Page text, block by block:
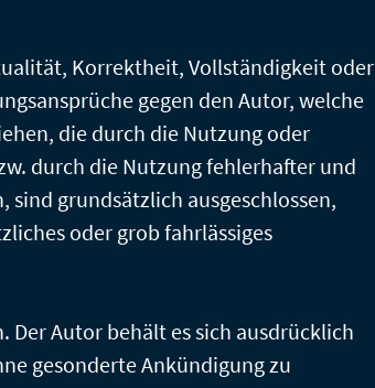
Korrektheit, Vollständigkeit oder
gegen den Autor, welche
die durch die Nutzung oder
durch die Nutzung fehlerhafter und
grundsätzlich ausgeschlossen,
oder grob fahrlässiges
Autor behält es sich ausdrücklich
gesonderte Ankündigung zu